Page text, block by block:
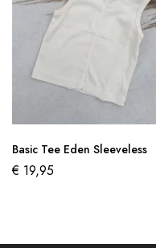
Basic Tee Eden Sleeveless
€ 19,95